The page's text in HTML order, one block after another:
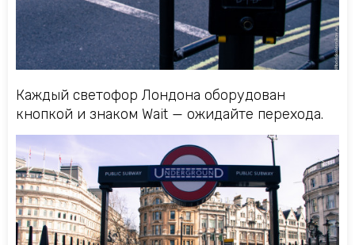
Каждый светофор Лондона оборудован
кнопкой и знаком Wait — ожидайте перехода.